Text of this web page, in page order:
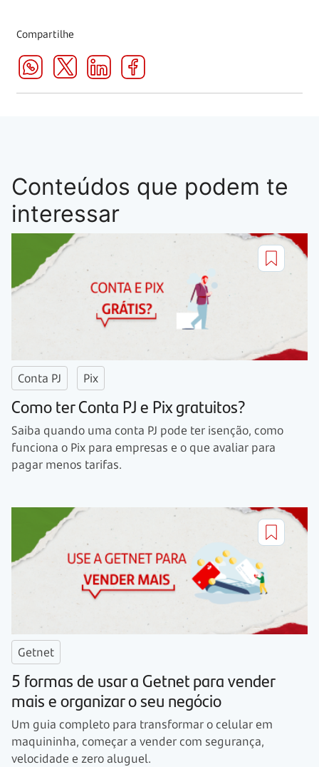
Compartilhe
Conteúdos que podem te
interessar
Conta PJ Pix
Como ter Conta PJ e Pix gratuitos?
Saiba quando uma conta PJ pode ter isenção, como
funciona o Pix para empresas e o que avaliar para
pagar menos tarifas.
Getnet
5 formas de usar a Getnet para vender
mais e organizar o seu negócio
Um guia completo para transformar o celular em
maquininha, começar a vender com segurança,
velocidade e zero aluguel.